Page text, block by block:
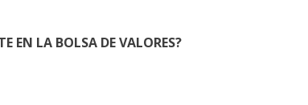
EN LA BOLSA DE VALORES?